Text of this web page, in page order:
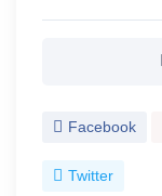
Facebook
Twitter